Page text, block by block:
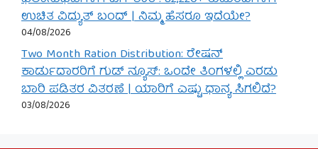
ಉಚಿತ ವಿದ್ಯುತ್ ಬಂದ್ | ನಿಮ್ಮ ಹೆಸರೂ ಇದೆಯೇ?
04/08/2026
Two Month Ration Distribution: ರೇಷನ್
ಕಾರ್ಡುದಾರರಿಗೆ ಗುಡ್ ನ್ಯೂಸ್: ಒಂದೇ ತಿಂಗಳಲ್ಲಿ ಎರಡು
ಬಾರಿ ಪಡಿತರ ವಿತರಣೆ | ಯಾರಿಗೆ ಎಷ್ಟು ಧಾನ್ಯ ಸಿಗಲಿದೆ?
03/08/2026